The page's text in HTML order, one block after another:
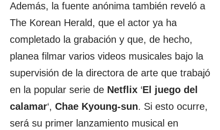
Además, la fuente anónima también reveló a
The Korean Herald, que el actor ya ha
completado la grabación y que, de hecho,
planea filmar varios videos musicales bajo la
supervisión de la directora de arte que trabajó
en la popular serie de Netflix ‘El juego del
calamar‘, Chae Kyoung-sun. Si esto ocurre,
será su primer lanzamiento musical en